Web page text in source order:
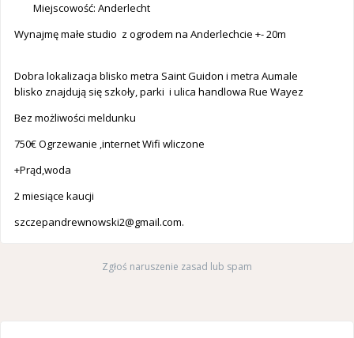
Miejscowość: Anderlecht
Wynajmę małe studio z ogrodem na Anderlechcie +- 20m
Dobra lokalizacja blisko metra Saint Guidon i metra Aumale
blisko znajdują się szkoły, parki i ulica handlowa Rue Wayez
Bez możliwości meldunku
750€ Ogrzewanie ,internet Wifi wliczone
+Prąd,woda
2 miesiące kaucji
szczepandrewnowski2@gmail.com.
Zgłoś naruszenie zasad lub spam